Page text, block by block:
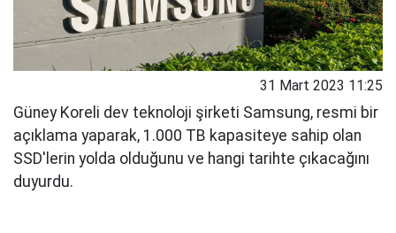
31 Mart 2023 11:25
Güney Koreli dev teknoloji şirketi Samsung, resmi bir
açıklama yaparak, 1.000 TB kapasiteye sahip olan
SSD'lerin yolda olduğunu ve hangi tarihte çıkacağını
duyurdu.